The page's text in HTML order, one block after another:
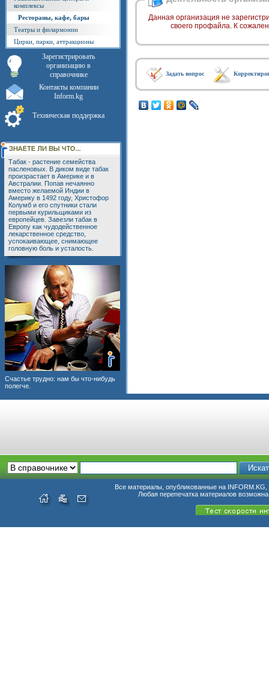
комплексы
Рестораны, кафе, бары
Театры и филармонии
Цирки, парки, аттракционы
Зарегистрировать
организацию в
справочнике
Контакты компании
Inform.kg
Техническая поддержка
Табак - растение семейства
пасленовых. В диком виде табак
произрастает в Америке и в
Австралии. Попав нечаянно
вместо желаемой Индии в
Америку в 1492 году, Христофор
Колумб и его спутники стали
первыми курильщиками из
европейцев. Завезли табак в
Европу как чудодейственное
лекарственное средство,
успокаивающее, снимающее
головную боль и усталость.
Счастье трудно: нам бы что-нибудь
полегче.
Данная организация не
своего профайла. К
Задать вопрос
Все материалы, опубликованные на INFORM.KG,
Любая перепечатка материалов